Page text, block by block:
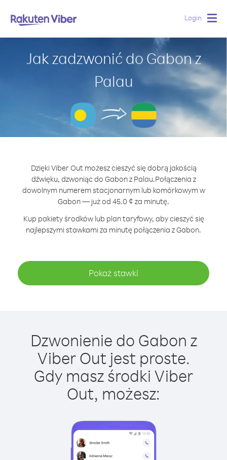
Login
Jak zadzwonić do Gabon z
Palau
Dzięki Viber Out możesz cieszyć się dobrą jakością
dźwięku, dzwoniąc do Gabon z Palau.Połączenia z
dowolnym numerem stacjonarnym lub komórkowym w
Gabon — już od 45.0 ¢ za minutę.
Kup pakiety środków lub plan taryfowy, aby cieszyć się
najlepszymi stawkami za minutę połączenia z Gabon.
Pokaż stawki
Dzwonienie do Gabon z
Viber Out jest proste.
Gdy masz środki Viber
Out, możesz: